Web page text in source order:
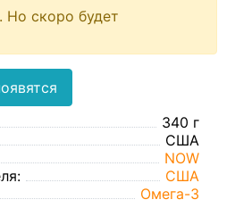
Но скоро будет
340 г
США
NOW
США
Омега-3